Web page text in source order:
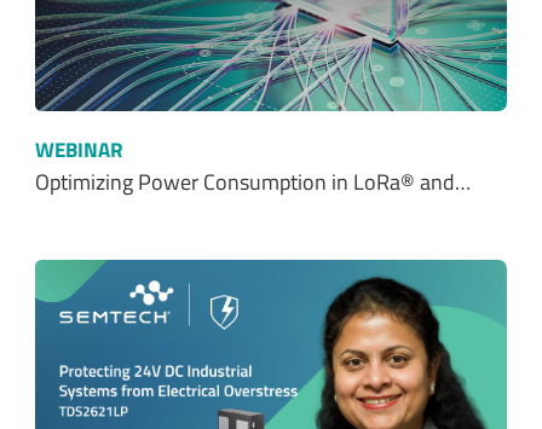
WEBINAR
Optimizing Power Consumption in LoRa® and…